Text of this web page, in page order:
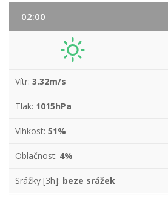
02:00
Vítr: 3.32m/s
Tlak: 1015hPa
Vlhkost: 51%
Oblačnost: 4%
Srážky [3h]: beze srážek